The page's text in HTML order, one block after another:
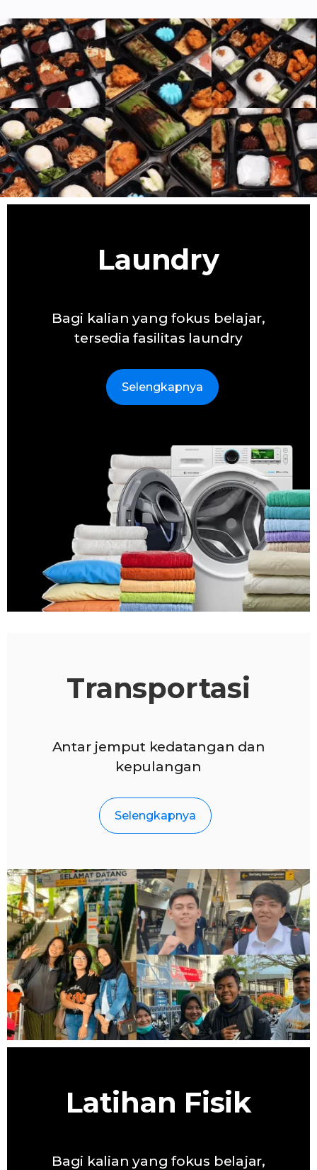
Laundry
Bagi kalian yang fokus belajar,
tersedia fasilitas laundry
Selengkapnya
Transportasi
Antar jemput kedatangan dan
kepulangan
Selengkapnya
Latihan Fisik
Bagi kalian yang fokus belajar,